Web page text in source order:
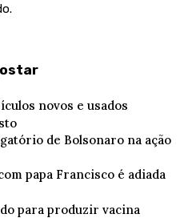
novos e usados
de Bolsonaro na ação
papa Francisco é adiada
para produzir vacina